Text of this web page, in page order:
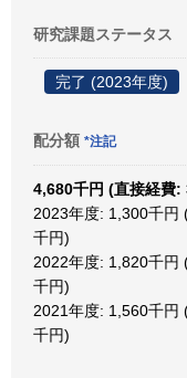
研究課題ステータス
完了 (2023年度)
配分額 *注記
4,680千円 (直接経費:
2023年度: 1,300千円
千円)
2022年度: 1,820千円
千円)
2021年度: 1,560千円
千円)